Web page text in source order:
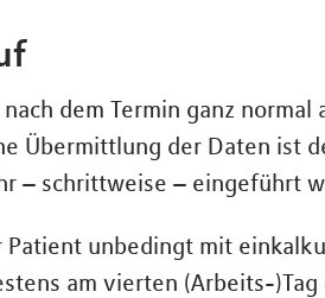
dem Termin ganz normal
Übermittlung der Daten ist
– schrittweise – eingeführt
unbedingt mit
am vierten (Arbeits-